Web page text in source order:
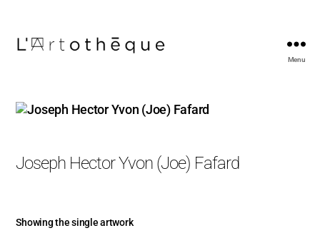
Menu
Joseph Hector Yvon (Joe) Fafard
Showing the single artwork